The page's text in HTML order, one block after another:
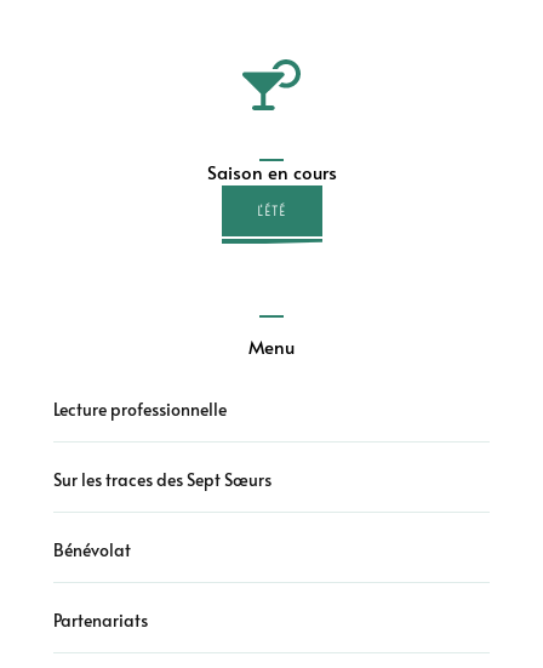
Saison en cours
L'ÉTÉ
Menu
Lecture professionnelle
Sur les traces des Sept Sœurs
Bénévolat
Partenariats